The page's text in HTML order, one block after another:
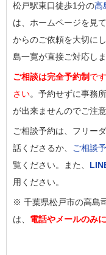
松戸駅東口徒歩1分の高
は、ホームページを見
からのご依頼を大切に
島一寛が直接ご対応し
ご相談は完全予約制 で
さい。予約せずに事務
が出来ませんのでご注意
ご相談予約は、フリー
話くださるか、
ご相談
覧ください。また、
用ください。
※ 千葉県松戸市の高島
は、 電話やメールのみ